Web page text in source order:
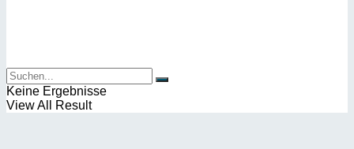
Keine Ergebnisse
View All Result